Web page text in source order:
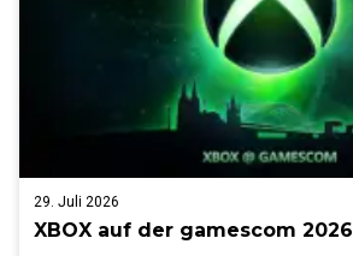
29. Juli 2026
XBOX auf der gamescom 2026